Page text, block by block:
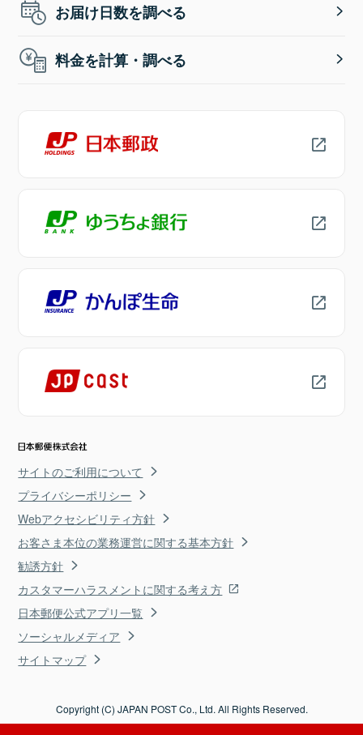
お届け日数を調べる
料金を計算・調べる
サイトのご利用について
プライバシーポリシー
Webアクセシビリティ方針
お客さま本位の業務運営に関する基本方針
勧誘方針
カスタマーハラスメントに関する考え方
日本郵便公式アプリ一覧
ソーシャルメディア
サイトマップ
Copyright (C) JAPAN POST Co., Ltd. All Rights Reserved.